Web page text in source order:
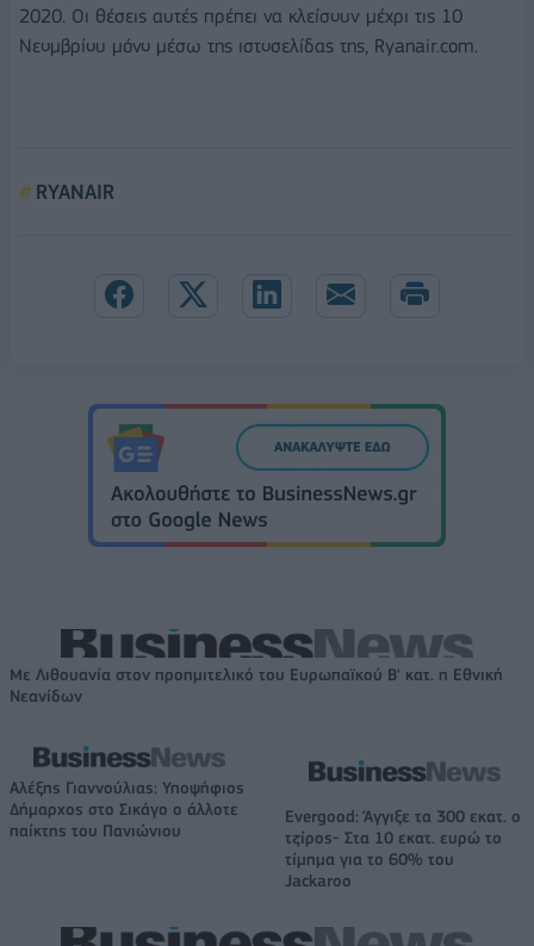
2020. Οι θέσεις αυτές πρέπει να κλείσουν μέχρι τις 10
Νεομβρίου μόνο μέσω της ιστοσελίδας της, Ryanair.com.
RYANAIR
Με Λιθουανία στον προημιτελικό του Ευρωπαϊκού Β' κατ. η Εθνική
Νεανίδων
Αλέξης Γιαννούλιας: Υποψήφιος
Δήμαρχος στο Σικάγο ο άλλοτε
παίκτης του Πανιώνιου
Evergood: Άγγιξε τα 300 εκατ. ο
τζίρος- Στα 10 εκατ. ευρώ το
τίμημα για το 60% του
Jackaroo